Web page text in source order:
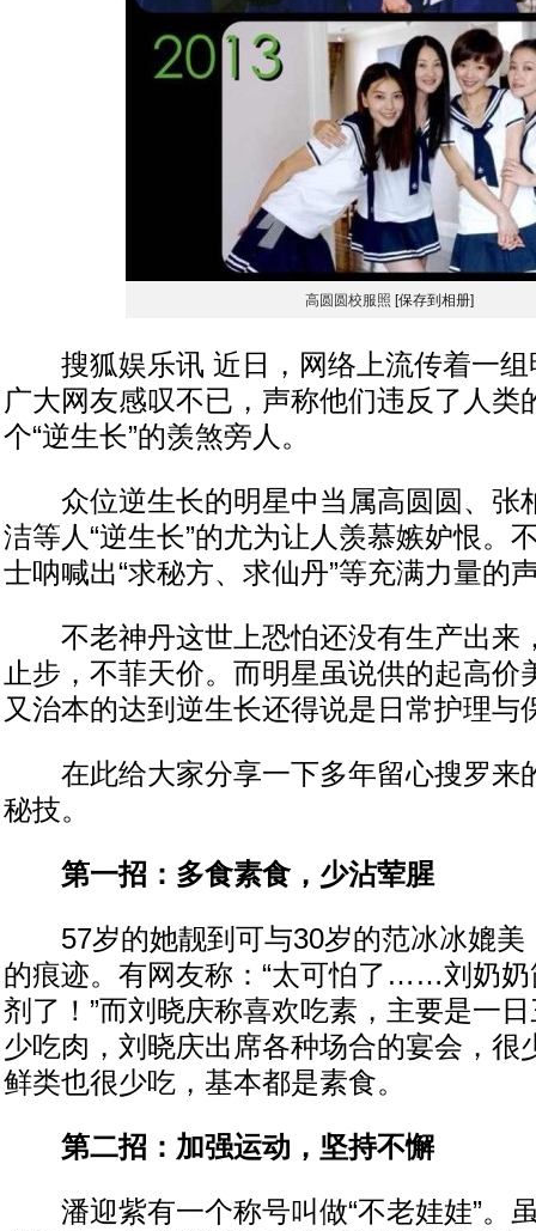
高圆圆校服照 [保存到相册]
搜狐娱乐讯 近日，网络上流传着一组
广大网友感叹不已，声称他们违反了人类
个“逆生长”的羡煞旁人。
众位逆生长的明星中当属高圆圆、张
洁等人“逆生长”的尤为让人羡慕嫉妒恨。
士呐喊出“求秘方、求仙丹”等充满力量的
不老神丹这世上恐怕还没有生产出来
止步，不菲天价。而明星虽说供的起高价
又治本的达到逆生长还得说是日常护理与
在此给大家分享一下多年留心搜罗来
秘技。
第一招：多食素食，少沾荤腥
57岁的她靓到可与30岁的范冰冰媲美
的痕迹。有网友称：“太可怕了……刘奶奶
剂了！”而刘晓庆称喜欢吃素，主要是一
少吃肉，刘晓庆出席各种场合的宴会，很
鲜类也很少吃，基本都是素食。
第二招：加强运动，坚持不懈
潘迎紫有一个称号叫做“不老娃娃”。